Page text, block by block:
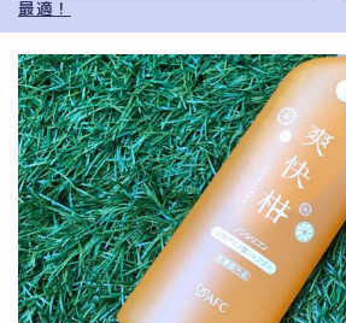
筋トレ
AGA
サプリメント
食事制限
育毛
最適！